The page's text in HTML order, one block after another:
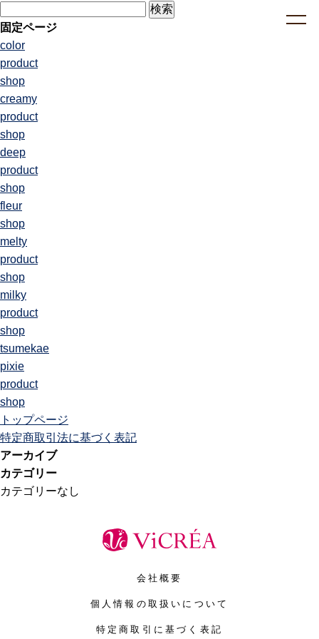
索:
固定ページ
color
product
shop
creamy
product
shop
deep
product
shop
fleur
shop
melty
product
shop
milky
product
shop
tsumekae
pixie
product
shop
トップページ
特定商取引法に基づく表記
アーカイブ
カテゴリー
カテゴリーなし
会社概要
個人情報の取扱いについて
特定商取引に基づく表記